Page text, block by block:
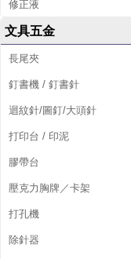
修正液
文具五金
長尾夾
釘書機 / 釘書針
迴紋針/圖釘/大頭針
打印台 / 印泥
膠帶台
壓克力胸牌／卡架
打孔機
除針器